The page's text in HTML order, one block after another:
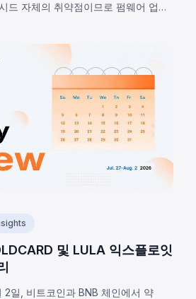
드 자체의 취약점이므로 펌웨어 업데
및 LULA 익스플로잇
일, 비트코인과 BNB 체인에서 약